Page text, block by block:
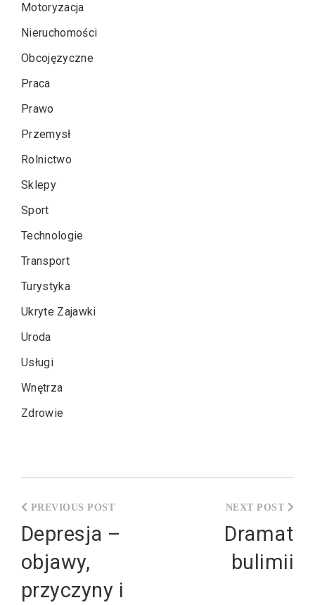
Motoryzacja
Nieruchomości
Obcojęzyczne
Praca
Prawo
Przemysł
Rolnictwo
Sklepy
Sport
Technologie
Transport
Turystyka
Ukryte Zajawki
Uroda
Usługi
Wnętrza
Zdrowie
wpisu
Depresja –
objawy,
przyczyny i
Dramat
bulimii